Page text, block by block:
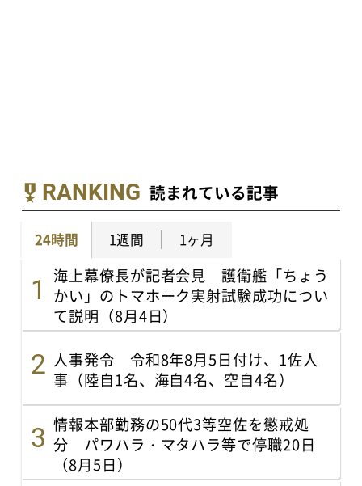
RANKING 読まれている記事
24時間 1週間 1ヶ月
海上幕僚長が記者会見 護衛艦「ちょう
かい」のトマホーク実射試験成功につい
て説明（8月4日）
人事発令 令和8年8月5日付け、1佐人
事（陸自1名、海自4名、空自4名）
情報本部勤務の50代3等空佐を懲戒処
分 パワハラ・マタハラ等で停職20日
（8月5日）